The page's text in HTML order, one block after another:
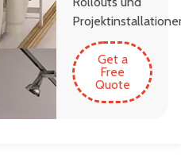
Get a
Free
Quote